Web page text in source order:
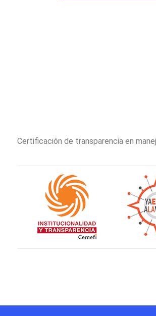
Certificación de transparencia en